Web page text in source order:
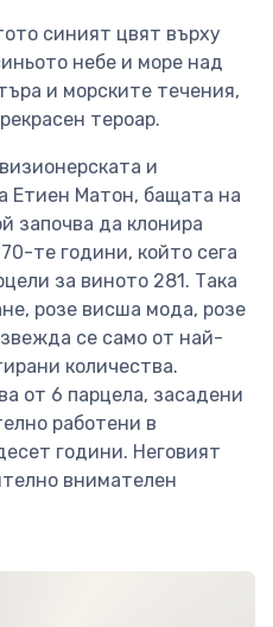
синият цвят върху
небе и море над
и морските течения,
тероар.
и
Етиен Матон, бащата на
започва да клонира
те години, който сега
за виното 281. Така
розе висша мода, розе
се само от най-
количества.
от 6 парцела, засадени
работени в
години. Неговият
внимателен